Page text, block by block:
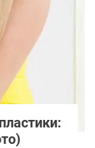
Ведь
фартука и